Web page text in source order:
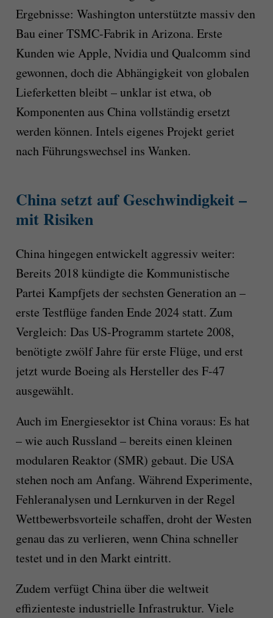
Ergebnisse: Washington unterstützte massiv den
Bau einer TSMC-Fabrik in Arizona. Erste
Kunden wie Apple, Nvidia und Qualcomm sind
gewonnen, doch die Abhängigkeit von globalen
Lieferketten bleibt – unklar ist etwa, ob
Komponenten aus China vollständig ersetzt
werden können. Intels eigenes Projekt geriet
nach Führungswechsel ins Wanken.
China setzt auf Geschwindigkeit –
mit Risiken
China hingegen entwickelt aggressiv weiter:
Bereits 2018 kündigte die Kommunistische
Partei Kampfjets der sechsten Generation an –
erste Testflüge fanden Ende 2024 statt. Zum
Vergleich: Das US-Programm startete 2008,
benötigte zwölf Jahre für erste Flüge, und erst
jetzt wurde Boeing als Hersteller des F-47
ausgewählt.
Auch im Energiesektor ist China voraus: Es hat
– wie auch Russland – bereits einen kleinen
modularen Reaktor (SMR) gebaut. Die USA
stehen noch am Anfang. Während Experimente,
Fehleranalysen und Lernkurven in der Regel
Wettbewerbsvorteile schaffen, droht der Westen
genau das zu verlieren, wenn China schneller
testet und in den Markt eintritt.
Zudem verfügt China über die weltweit
effizienteste industrielle Infrastruktur. Viele